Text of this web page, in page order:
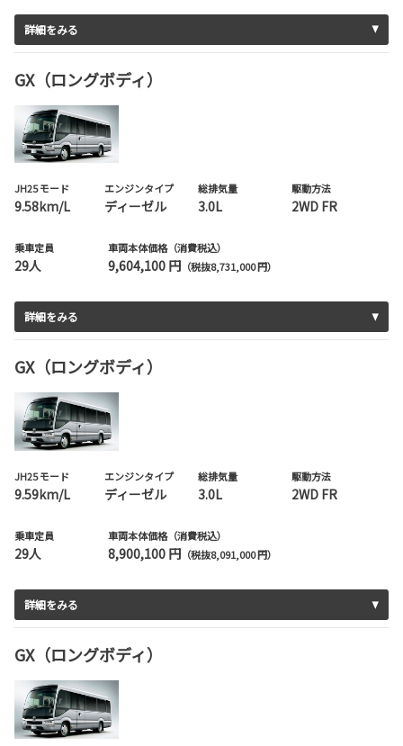
詳細をみる
GX（ロングボディ）
JH25 モード
9.58km/L
エンジンタイプ
ディーゼル
総排気量
3.0L
駆動方法
2WD FR
乗車定員
29人
車両本体価格（消費税込）
9,604,100 円（税抜8,731,000 円）
詳細をみる
GX（ロングボディ）
JH25 モード
9.59km/L
エンジンタイプ
ディーゼル
総排気量
3.0L
駆動方法
2WD FR
乗車定員
29人
車両本体価格（消費税込）
8,900,100 円 （税抜8,091,000 円）
詳細をみる
GX（ロングボディ）